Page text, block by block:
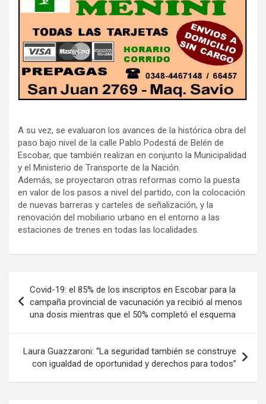
A su vez, se evaluaron los avances de la histórica obra del
paso bajo nivel de la calle Pablo Podestá de Belén de
Escobar, que también realizan en conjunto la Municipalidad
y el Ministerio de Transporte de la Nación.
Además, se proyectaron otras reformas como la puesta
en valor de los pasos a nivel del partido, con la colocación
de nuevas barreras y carteles de señalización, y la
renovación del mobiliario urbano en el entorno a las
estaciones de trenes en todas las localidades.
de
entradas
Covid-19: el 85% de los inscriptos en Escobar para la
campaña provincial de vacunación ya recibió al menos
una dosis mientras que el 50% completó el esquema
Laura Guazzaroni: “La seguridad también se construye
con igualdad de oportunidad y derechos para todos”